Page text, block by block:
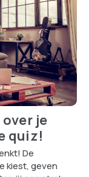
je
quiz!
De
kiest, geven